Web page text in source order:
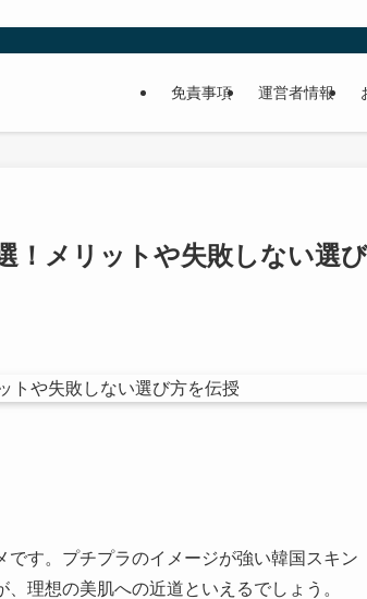
免責事項 運営者情報
！メリットや失敗しない選び
す。プチプラのイメージが強い韓国スキン
理想の美肌への近道といえるでしょう。